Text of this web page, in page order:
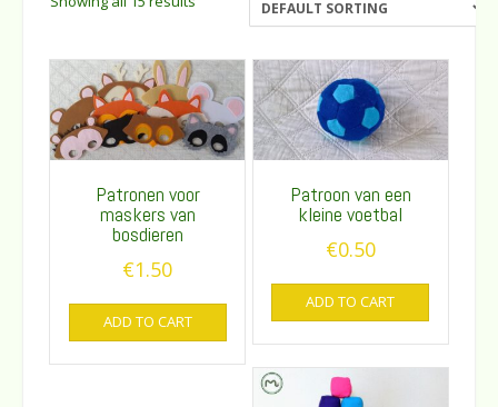
Patronen voor
maskers van
bosdieren
€1.50
ADD TO CART
Patroon van een
kleine voetbal
€0.50
ADD TO CART